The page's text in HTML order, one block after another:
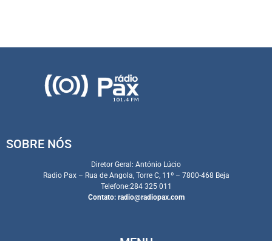
SOBRE NÓS
Diretor Geral: António Lúcio
Radio Pax – Rua de Angola, Torre C, 11º – 7800-468 Beja
Telefone:284 325 011
Contato: radio@radiopax.com